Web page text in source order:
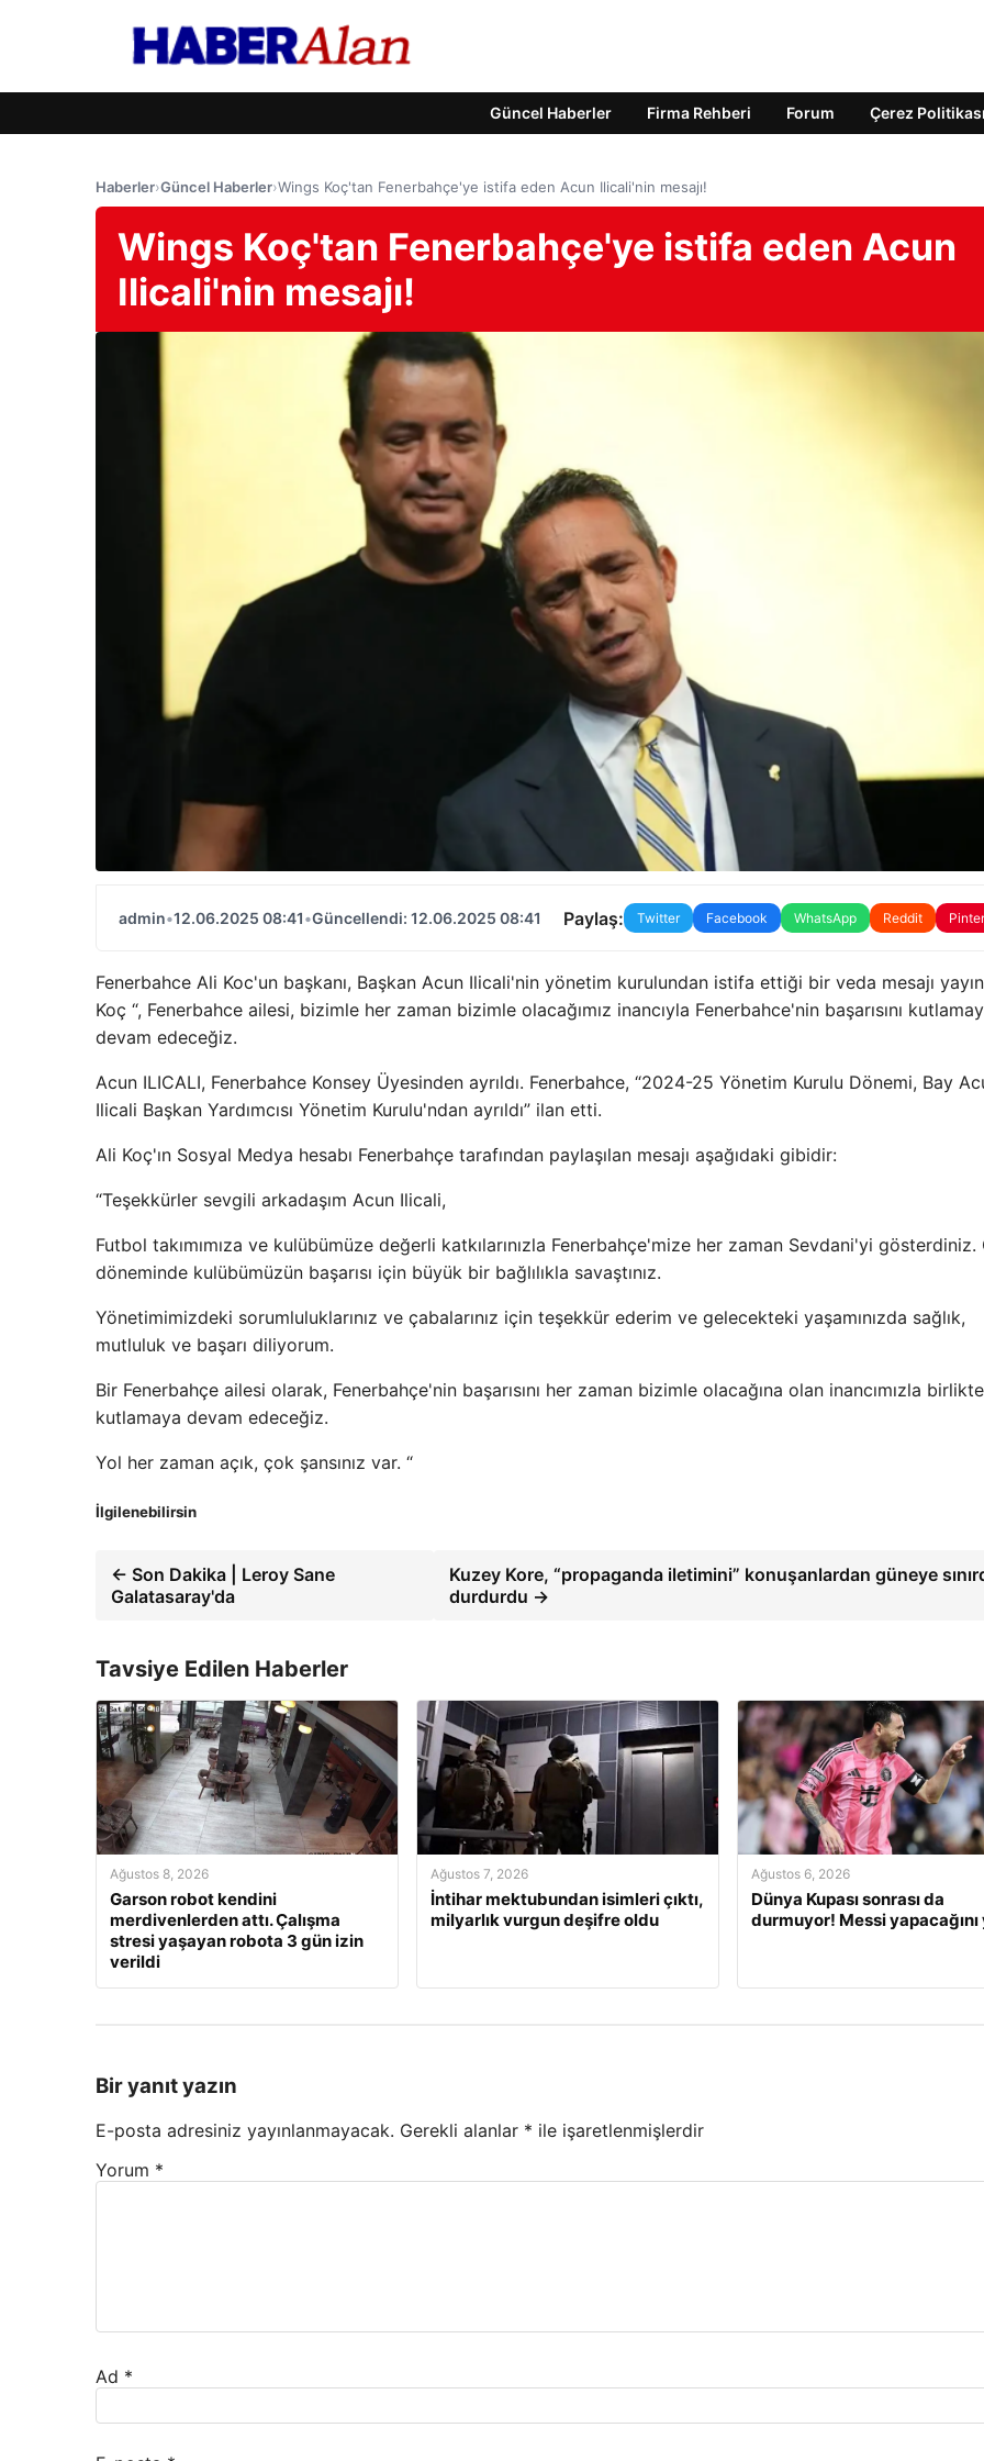
Güncel Haberler Firma Rehberi Forum Çerez Politikası
Haberler›Güncel Haberler›Wings Koç'tan Fenerbahçe'ye istifa eden Acun Ilicali'nin mesajı!
Wings Koç'tan Fenerbahçe'ye istifa eden Acun
Ilicali'nin mesajı!
admin•12.06.2025 08:41•Güncellendi: 12.06.2025 08:41 Paylaş: Twitter Facebook WhatsApp Reddit
Fenerbahce Ali Koc'un başkanı, Başkan Acun Ilicali'nin yönetim kurulundan istifa ettiği bir veda mesajı
Koç “, Fenerbahce ailesi, bizimle her zaman bizimle olacağımız inancıyla Fenerbahce'nin başarısını
devam edeceğiz.
Acun ILICALI, Fenerbahce Konsey Üyesinden ayrıldı. Fenerbahce, “2024-25 Yönetim Kurulu Dönemi, Bay
Ilicali Başkan Yardımcısı Yönetim Kurulu'ndan ayrıldı” ilan etti.
Ali Koç'ın Sosyal Medya hesabı Fenerbahçe tarafından paylaşılan mesajı aşağıdaki gibidir:
“Teşekkürler sevgili arkadaşım Acun Ilicali,
Futbol takımımıza ve kulübümüze değerli katkılarınızla Fenerbahçe'mize her zaman Sevdani'yi gösterdiniz.
döneminde kulübümüzün başarısı için büyük bir bağlılıkla savaştınız.
Yönetimimizdeki sorumluluklarınız ve çabalarınız için teşekkür ederim ve gelecekteki yaşamınızda sağlık,
mutluluk ve başarı diliyorum.
Bir Fenerbahçe ailesi olarak, Fenerbahçe'nin başarısını her zaman bizimle olacağına olan inancımızla birlikte
kutlamaya devam edeceğiz.
Yol her zaman açık, çok şansınız var. “
İlgilenebilirsin
← Son Dakika | Leroy Sane
Galatasaray'da
Kuzey Kore, “propaganda iletimini” konuşanlardan güneye
durdurdu →
Tavsiye Edilen Haberler
Ağustos 8, 2026
Garson robot kendini
merdivenlerden attı. Çalışma
stresi yaşayan robota 3 gün izin
verildi
Ağustos 7, 2026
İntihar mektubundan isimleri çıktı,
milyarlık vurgun deşifre oldu
Ağustos 6, 2026
Dünya Kupası sonrası da
durmuyor! Messi yapacağını
Bir yanıt yazın
E-posta adresiniz yayınlanmayacak. Gerekli alanlar * ile işaretlenmişlerdir
Yorum *
Ad *